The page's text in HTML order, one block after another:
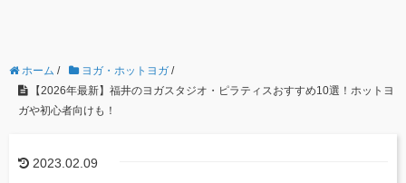
ホーム / ヨガ・ホットヨガ /
【2026年最新】福井のヨガスタジオ・ピラティスおすすめ10選！ホットヨ
ガや初心者向けも！
2023.02.09